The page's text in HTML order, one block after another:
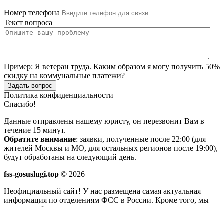
Номер телефона
Текст вопроса
Пример: Я ветеран труда. Каким образом я могу получить 50%
скидку на коммунальные платежи?
Задать вопрос
Политика конфиденциальности
Спасибо!
Данные отправлены нашему юристу, он перезвонит Вам в
течение 15 минут.
Обратите внимание: заявки, полученные после 22:00 (для
жителей Москвы и МО, для остальных регионов после 19:00),
будут обработаны на следующий день.
fss-gosuslugi.top © 2026
Неофициальный сайт! У нас размещена самая актуальная
информация по отделениям ФСС в России. Кроме того, мы